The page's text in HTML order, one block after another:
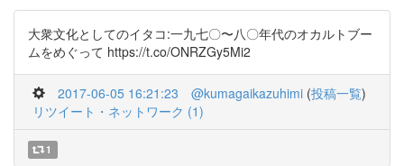
大衆文化としてのイタコ:一九七〇〜八〇年代のオカルトブー
ムをめぐって https://t.co/ONRZGy5Mi2
2017-06-05 16:21:23 @kumagaikazuhimi (投稿一覧)
リツイート・ネットワーク (1)
1